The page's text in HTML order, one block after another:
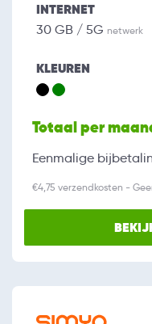
INTERNET
30 GB / 5G netwerk
KLEUREN
Totaal per
Eenmalige
€4,75 verzendkosten -